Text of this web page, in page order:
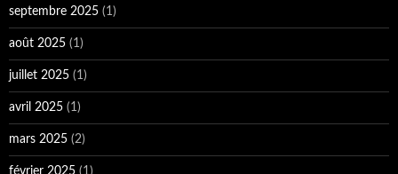
septembre 2025 (1)
août 2025 (1)
juillet 2025 (1)
avril 2025 (1)
mars 2025 (2)